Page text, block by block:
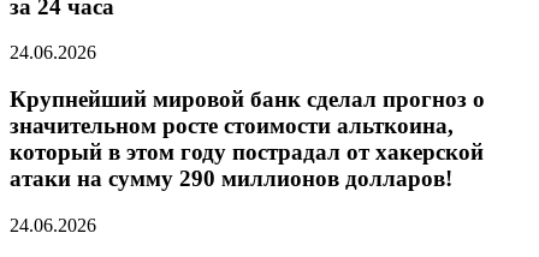
за 24 часа
24.06.2026
Крупнейший мировой банк сделал прогноз о
значительном росте стоимости альткоина,
который в этом году пострадал от хакерской
атаки на сумму 290 миллионов долларов!
24.06.2026